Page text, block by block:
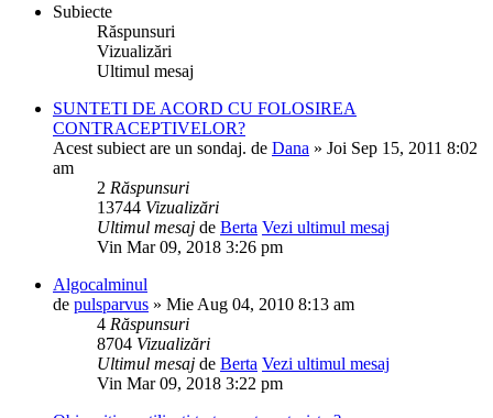
Subiecte
Răspunsuri
Vizualizări
Ultimul mesaj
SUNTETI DE ACORD CU FOLOSIREA
CONTRACEPTIVELOR?
Acest subiect are un sondaj. de Dana » Joi Sep 15, 2011 8:02
am
2 Răspunsuri
13744 Vizualizări
Ultimul mesaj de Berta Vezi ultimul mesaj
Vin Mar 09, 2018 3:26 pm
Algocalminul
de pulsparvus » Mie Aug 04, 2010 8:13 am
4 Răspunsuri
8704 Vizualizări
Ultimul mesaj de Berta Vezi ultimul mesaj
Vin Mar 09, 2018 3:22 pm